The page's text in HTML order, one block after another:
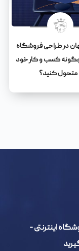
در طراحی فروشگاه
چگونه کسب و کار خود
متحول کنید؟
اینترنتی -